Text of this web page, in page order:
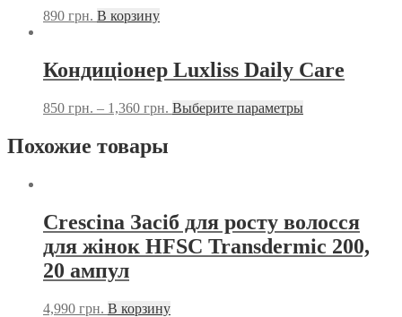
890 грн. В корзину
Кондиціонер Luxliss Daily Care
850 грн. – 1,360 грн. Выберите параметры
Похожие товары
Crescina Засіб для росту волосся
для жінок HFSC Transdermic 200,
20 ампул
4,990 грн. В корзину